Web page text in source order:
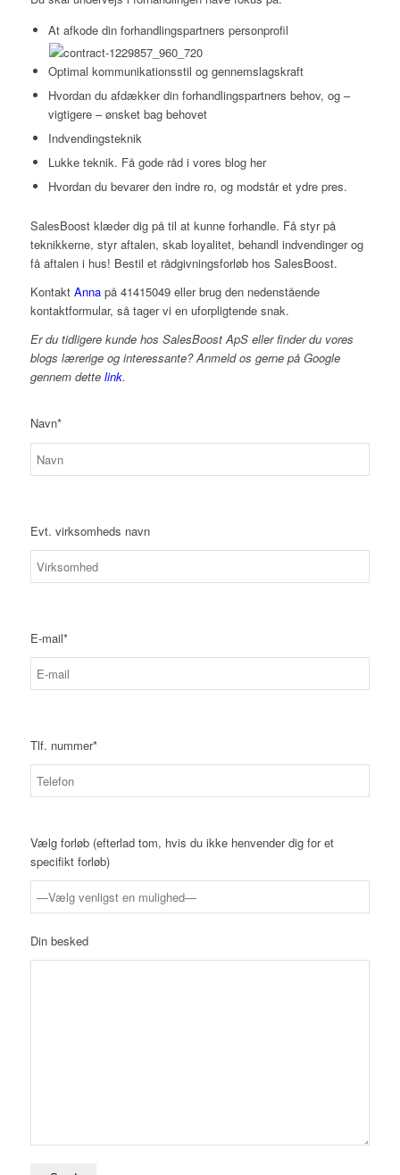
At afkode din forhandlingspartners personprofil
Optimal kommunikationsstil og gennemslagskraft
Hvordan du afdækker din forhandlingspartners behov, og –
vigtigere – ønsket bag behovet
Indvendingsteknik
Lukke teknik. Få gode råd i vores blog her
Hvordan du bevarer den indre ro, og modstår et ydre pres.
SalesBoost klæder dig på til at kunne forhandle. Få styr på
teknikkerne, styr aftalen, skab loyalitet, behandl indvendinger og
få aftalen i hus! Bestil et rådgivningsforløb hos SalesBoost.
Kontakt Annapå 41415049 eller brug den nedenstående
kontaktformular, så tager vi en uforpligtende snak.
Er du tidligere kunde hos SalesBoost ApS eller finder du vores
blogs lærerige og interessante? Anmeld os gerne på Google
gennem dettelink.
Navn*
Evt. virksomheds navn
E-mail*
Tlf. nummer*
Vælg forløb (efterlad tom, hvis du ikke henvender dig for et
specifikt forløb)
Din besked